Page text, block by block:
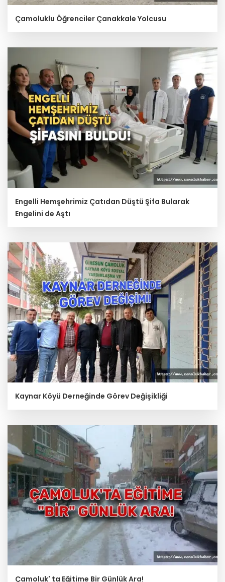
Çamoluklu Öğrenciler Çanakkale Yolcusu
Engelli Hemşehrimiz Çatıdan Düştü Şifa Bularak
Engelini de Aştı
Kaynar Köyü Derneğinde Görev Değişikliği
Çamoluk' ta Eğitime Bir Günlük Ara!